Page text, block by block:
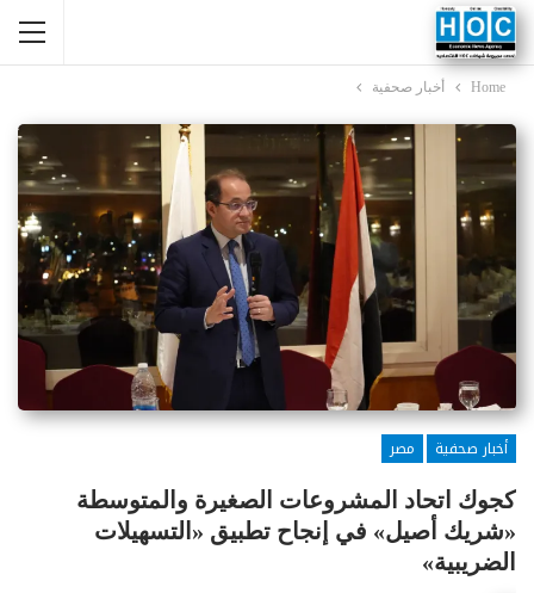
Home أخبار صحفية
أخبار صحفية
مصر
كجوك اتحاد المشروعات الصغيرة والمتوسطة
«شريك أصيل» في إنجاح تطبيق «التسهيلات
الضريبية»